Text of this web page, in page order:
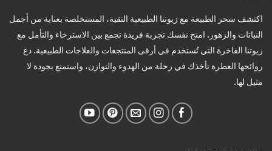
اكتشف سحر الطبيعة مع زيوتنا الطبيعية النقية، المستخلصة بعناية من أجمل
النباتات والزهور. امنح نفسك تجربة فريدة تجمع بين الاسترخاء والتأمل مع
زيوتنا الفاخرة التي تُستخدم في أرقى المنتجعات والعلاجات الطبيعية. دع
روائحها العطرة تأخذك في رحلة من الهدوء والتوازن، واستمتع بجودة لا
مثيل لها.